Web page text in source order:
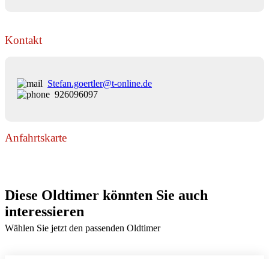
Kontakt
Stefan.goertler@t-online.de
926096097
Anfahrtskarte
Diese Oldtimer könnten Sie auch
interessieren
Wählen Sie jetzt den passenden Oldtimer